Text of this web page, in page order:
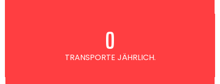
TRANSPORTE JÄHRLICH.
0